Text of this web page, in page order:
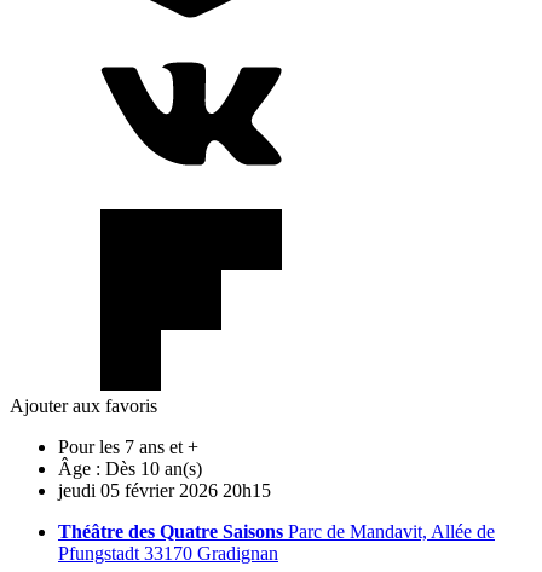
Ajouter aux favoris
Pour les 7 ans et +
Âge : Dès 10 an(s)
jeudi 05 février 2026 20h15
Théâtre des Quatre Saisons Parc de Mandavit, Allée de
Pfungstadt 33170 Gradignan